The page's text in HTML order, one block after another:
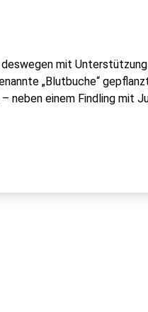
mit
„Blutbuche“
neben einem Findling mit